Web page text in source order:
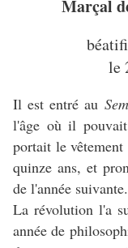
Marçal
le
Il est entré au
l'âge où il
portait le
quinze ans, et
de l'année suivante.
La révolution l'a
année de